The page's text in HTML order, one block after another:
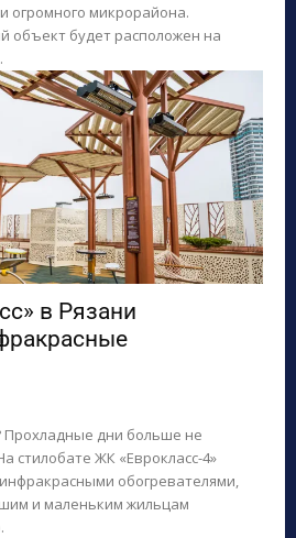
огромного микрорайона.
объект будет расположен на
в Рязани
Прохладные дни больше не
стилобате ЖК «Еврокласс-4»
обогревателями,
и маленьким жильцам